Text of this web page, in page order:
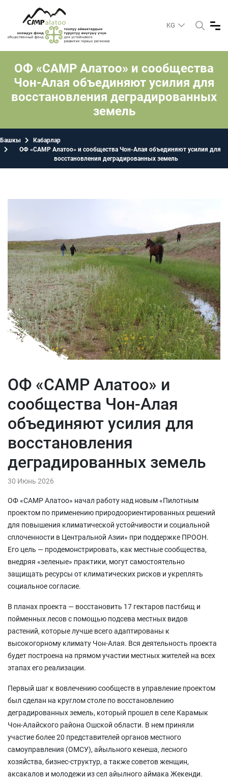
KG
ОФ «САМР Алатоо» и сообщества
Чон-Алая объединяют усилия для
восстановления деградированных
земель
Башкы
Кабарлар
ОФ «САМР Алатоо» и сообщества Чон-Алая объединяют усилия для
восстановления деградированных земель
ОФ «САМР Алатоо» и
сообщества Чон-Алая
объединяют усилия для
восстановления
деградированных земель
30 Июнь 2026
ОФ «САМР Алатоо» начал работу над новым «Пилотным
проектом по применению природоориентированных решений
для повышения климатической устойчивости и социальной
сплоченности в Центральной Азии» при поддержке ПРООН.
Его цель — продемонстрировать, как местные сообщества,
внедряя «зеленые» практики, могут самостоятельно
защищать ресурсы от климатических рисков и укреплять
социальное согласие.
В планах проекта — восстановить 17 гектаров пастбищ и
пойменных лесов с помощью подсева местных видов
растений, которые лучше всего адаптированы к
высокогорному климату Чон-Алая. Вся деятельность проекта
будет построена на прямом участии местных жителей на всех
этапах его реализации.
Первый шаг к вовлечению сообществ в управление проектом
был сделан на круглом столе по восстановлению
деградированных земель, который прошел в селе Карамык
Чон-Алайского района Ошской области. В нем приняли
участие более 20 представителей органов местного
самоуправления (ОМСУ), айыльного кенеша, лесного
хозяйства, бизнес-структур, а также советов женщин,
аксакалов и молодежи из сел айылного аймака Жекенди.